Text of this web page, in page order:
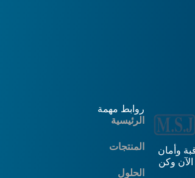
وأمان
الآن وكن
روابط مهمة
الرئيسية
المنتجات
الحلول